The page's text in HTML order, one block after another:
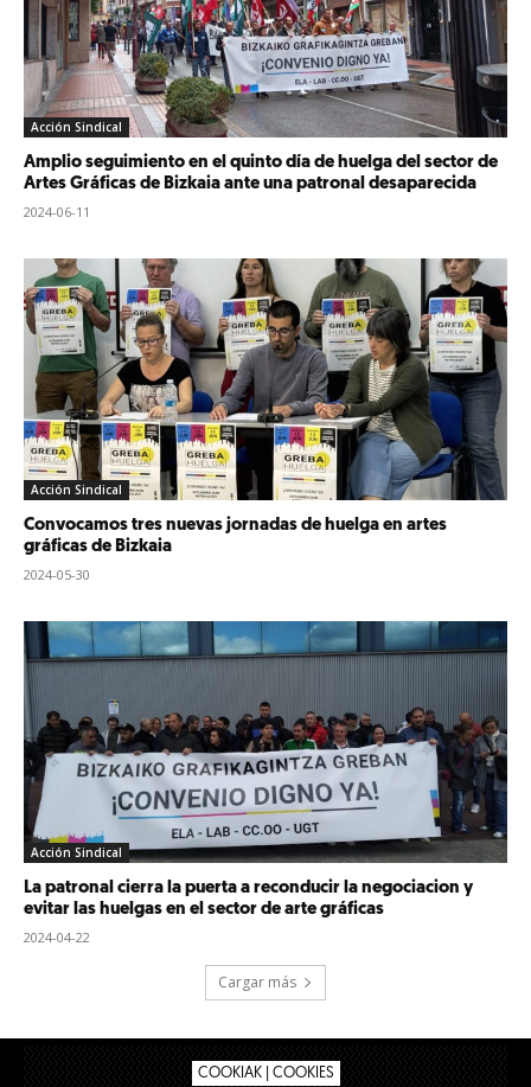
Acción Sindical
Amplio seguimiento en el quinto día de huelga del sector de
Artes Gráficas de Bizkaia ante una patronal desaparecida
2024-06-11
Acción Sindical
Convocamos tres nuevas jornadas de huelga en artes
gráficas de Bizkaia
2024-05-30
Acción Sindical
La patronal cierra la puerta a reconducir la negociacion y
evitar las huelgas en el sector de arte gráficas
2024-04-22
Cargar más
COOKIAK | COOKIES